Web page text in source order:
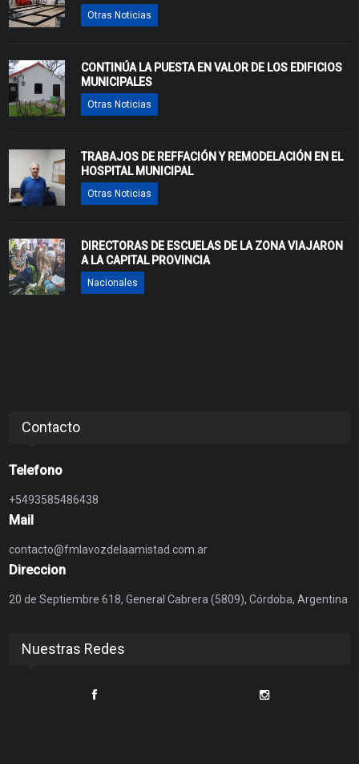
Otras Noticias
CONTINÚA LA PUESTA EN VALOR DE LOS EDIFICIOS
MUNICIPALES
Otras Noticias
TRABAJOS DE REFFACIÓN Y REMODELACIÓN EN EL
HOSPITAL MUNICIPAL
Otras Noticias
DIRECTORAS DE ESCUELAS DE LA ZONA VIAJARON
A LA CAPITAL PROVINCIA
Nacionales
Contacto
Telefono
+5493585486438
Mail
contacto@fmlavozdelaamistad.com.ar
Direccion
20 de Septiembre 618, General Cabrera (5809), Córdoba, Argentina
Nuestras Redes